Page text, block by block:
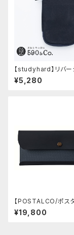
【studyhard】リバー
ケース (ブラック)
¥5,280
【POSTALCO/ポス
ップペンケース
¥19,800